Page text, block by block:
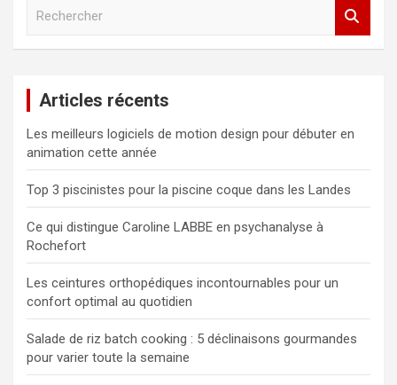
c
h
e
r
Articles récents
Les meilleurs logiciels de motion design pour débuter en
animation cette année
Top 3 piscinistes pour la piscine coque dans les Landes
Ce qui distingue Caroline LABBE en psychanalyse à
Rochefort
Les ceintures orthopédiques incontournables pour un
confort optimal au quotidien
Salade de riz batch cooking : 5 déclinaisons gourmandes
pour varier toute la semaine